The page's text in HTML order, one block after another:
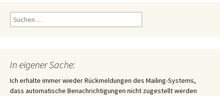
Suchen
nach:
In eigener Sache:
Ich erhalte immer wieder Rückmeldungen des Mailing-Systems,
dass automatische Benachrichtigungen nicht zugestellt werden